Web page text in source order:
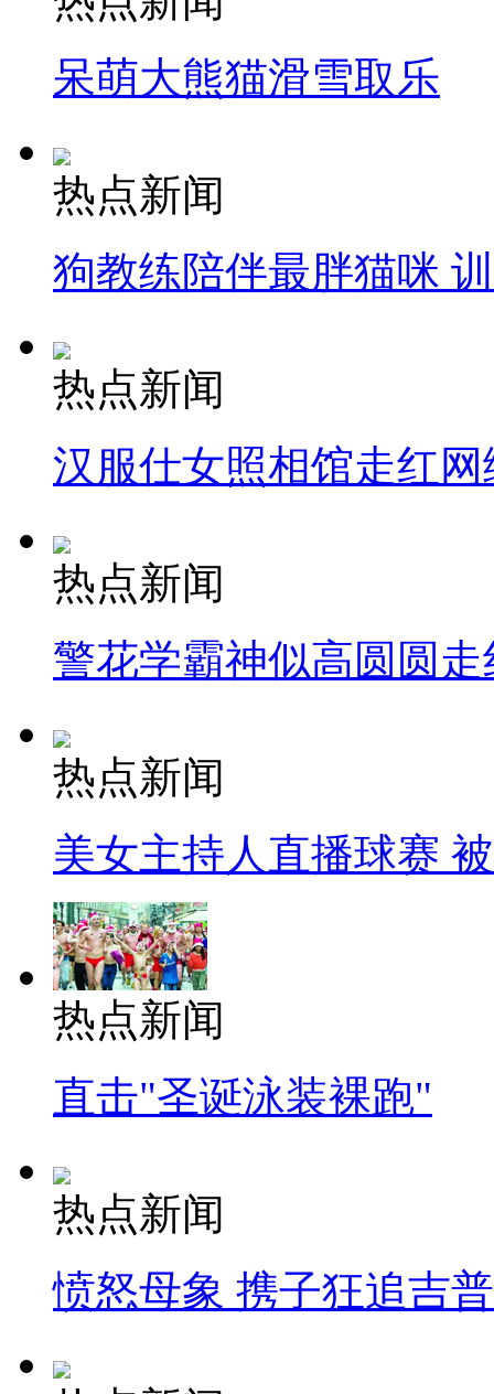
呆萌大熊猫滑雪取乐
热点新闻
狗教练陪伴最胖猫咪
热点新闻
汉服仕女照相馆走红网
热点新闻
警花学霸神似高圆圆走
热点新闻
美女主持人直播球赛
热点新闻
直击"圣诞泳装裸跑"
热点新闻
愤怒母象 携子狂追吉